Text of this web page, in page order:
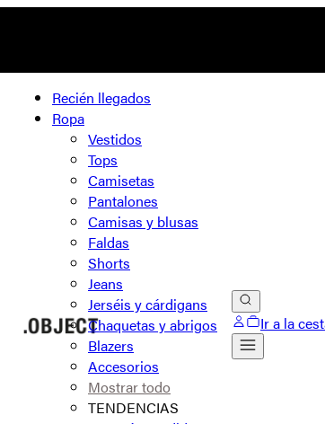
Recién llegados
Ropa
Vestidos
Tops
Camisetas
Pantalones
Camisas y blusas
Faldas
Shorts
Jeans
Jerséis y cárdigans
Chaquetas y abrigos
Blazers
Accesorios
Mostrar todo
TENDENCIAS
Ir a la